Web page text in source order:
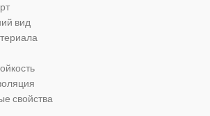
вид
свойства